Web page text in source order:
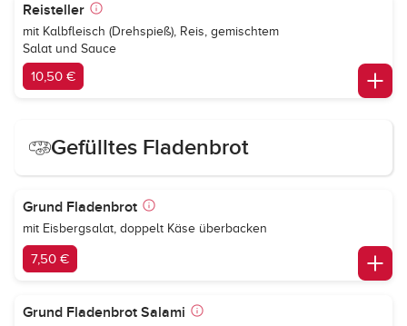
Reisteller
mit Kalbfleisch (Drehspieß), Reis, gemischtem
Salat und Sauce
10,50 €
Gefülltes Fladenbrot
Grund Fladenbrot
mit Eisbergsalat, doppelt Käse überbacken
7,50 €
Grund Fladenbrot Salami